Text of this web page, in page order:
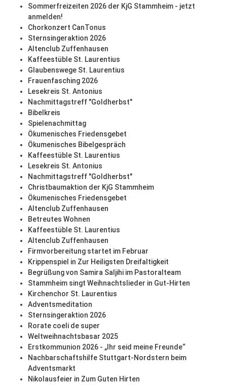
Sommerfreizeiten 2026 der KjG Stammheim - jetzt
anmelden!
Chorkonzert CanTonus
Sternsingeraktion 2026
Altenclub Zuffenhausen
Kaffeestüble St. Laurentius
Glaubenswege St. Laurentius
Frauenfasching 2026
Lesekreis St. Antonius
Nachmittagstreff "Goldherbst"
Bibelkreis
Spielenachmittag
Ökumenisches Friedensgebet
Ökumenisches Bibelgespräch
Kaffeestüble St. Laurentius
Lesekreis St. Antonius
Nachmittagstreff "Goldherbst"
Christbaumaktion der KjG Stammheim
Ökumenisches Friedensgebet
Altenclub Zuffenhausen
Betreutes Wohnen
Kaffeestüble St. Laurentius
Altenclub Zuffenhausen
Firmvorbereitung startet im Februar
Krippenspiel in Zur Heiligsten Dreifaltigkeit
Begrüßung von Samira Saljihi im Pastoralteam
Stammheim singt Weihnachtslieder in Gut-Hirten
Kirchenchor St. Laurentius
Adventsmeditation
Sternsingeraktion 2026
Rorate coeli de super
Weltweihnachtsbasar 2025
Erstkommunion 2026 - „Ihr seid meine Freunde“
Nachbarschaftshilfe Stuttgart-Nordstern beim
Adventsmarkt
Nikolausfeier in Zum Guten Hirten